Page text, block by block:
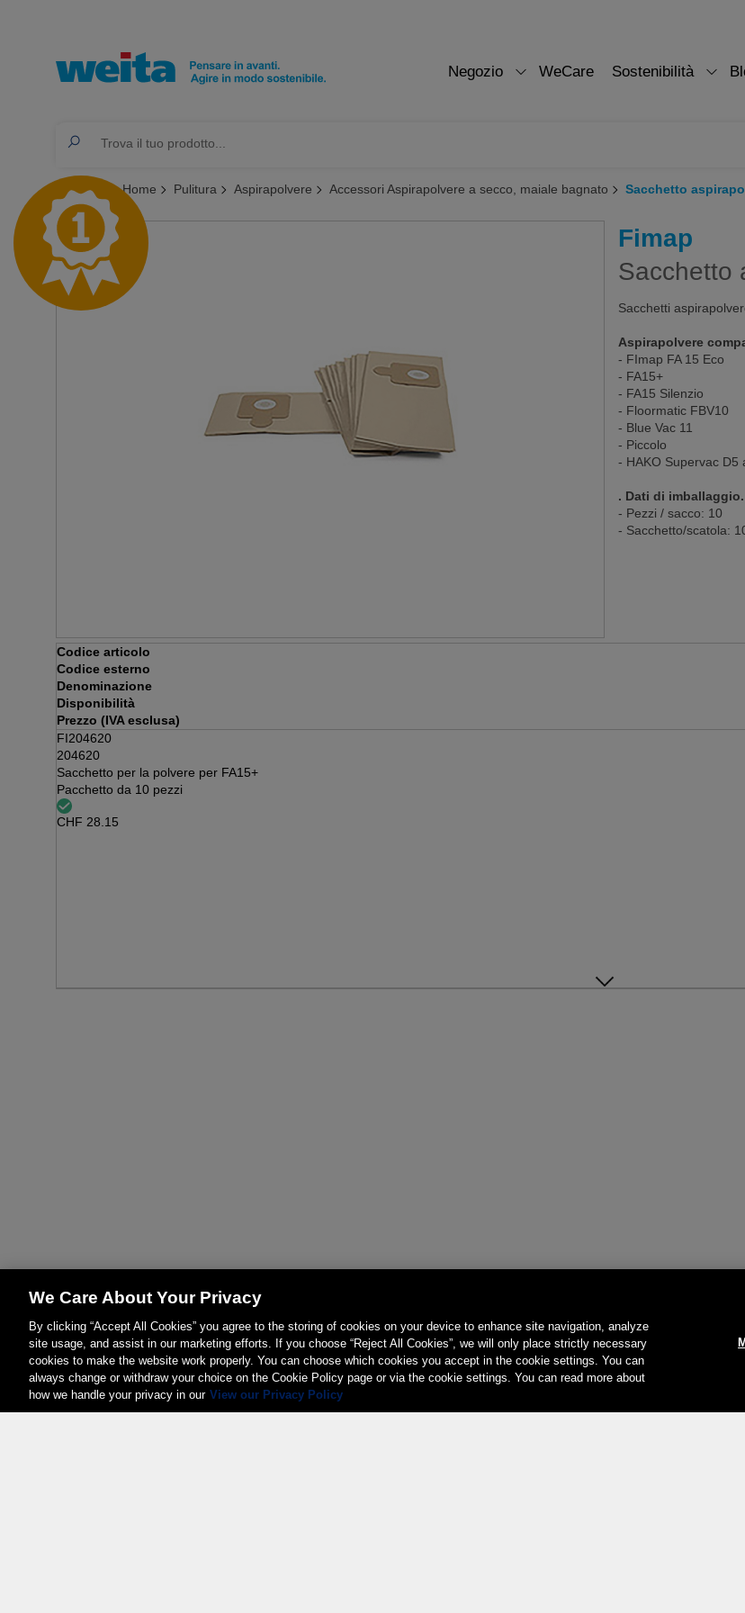
Negozio WeCare Sostenibilità
Ti trovi qui: Home Pulitura Aspirapolvere Accessori Aspirapolvere a secco, maiale bagnato Sacchetto
Fimap
Sacchetto
Sacchetti
Aspirapolvere
- FImap FA 15 Eco
- FA15+
- FA15 Silenzio
- Floormatic FBV10
- Blue Vac 11
- Piccolo
- HAKO Supervac D5
. Dati di
- Pezzi / sacco: 10
- Sacchetto/scatola:
Codice articolo
Codice esterno
Denominazione
Disponibilità
Prezzo (IVA esclusa)
FI204620
204620
Sacchetto per la polvere per FA15+
Pacchetto da 10 pezzi
CHF 28.15
We Care About Your Privacy
By clicking “Accept All Cookies” you agree to the storing of cookies on your device to enhance site navigation, analyze
site usage, and assist in our marketing efforts. If you choose “Reject All Cookies”, we will only place strictly necessary
cookies to make the website work properly. You can choose which cookies you accept in the cookie settings. You can
always change or withdraw your choice on the Cookie Policy page or via the cookie settings. You can read more about
how we handle your privacy in our View our Privacy Policy